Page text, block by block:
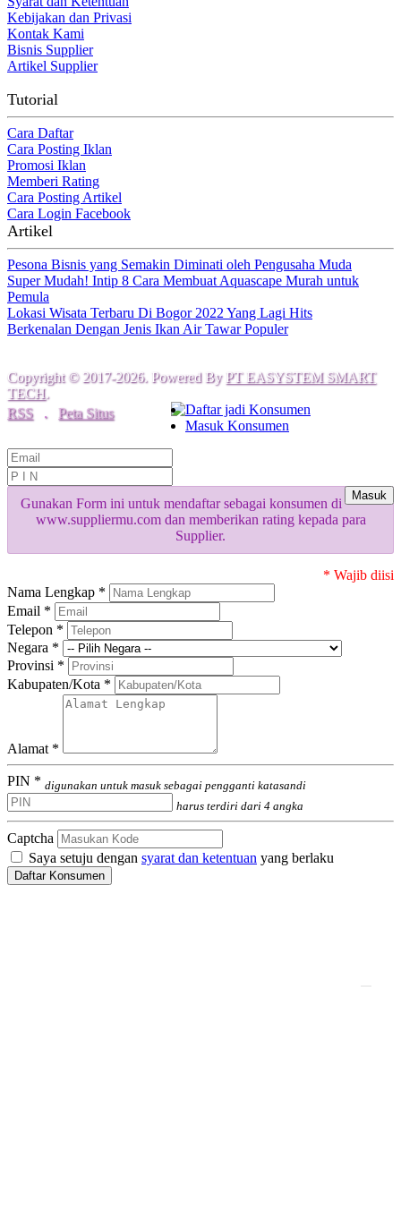
Kebijakan dan Privasi
Kontak Kami
Bisnis Supplier
Artikel Supplier
Tutorial
Cara Daftar
Cara Posting Iklan
Promosi Iklan
Memberi Rating
Cara Posting Artikel
Cara Login Facebook
Artikel
Pesona Bisnis yang Semakin Diminati oleh Pengusaha Muda
Super Mudah! Intip 8 Cara Membuat Aquascape Murah untuk
Pemula
Lokasi Wisata Terbaru Di Bogor 2022 Yang Lagi Hits
Berkenalan Dengan Jenis Ikan Air Tawar Populer
Copyright © 2017-2026. Powered By PT EASYSTEM SMART
TECH.
RSS
. Peta Situs
Daftar jadi Konsumen
Masuk Konsumen
Masuk
Gunakan Form ini untuk mendaftar sebagai konsumen di
www.suppliermu.com dan memberikan rating kepada para
Supplier.
* Wajib diisi
Nama Lengkap *
Email *
Telepon *
Negara *
Provinsi *
Kabupaten/Kota *
Alamat *
PIN * digunakan untuk masuk sebagai pengganti katasandi
harus terdiri dari 4 angka
Captcha
Saya setuju dengan syarat dan ketentuan yang berlaku
Daftar Konsumen